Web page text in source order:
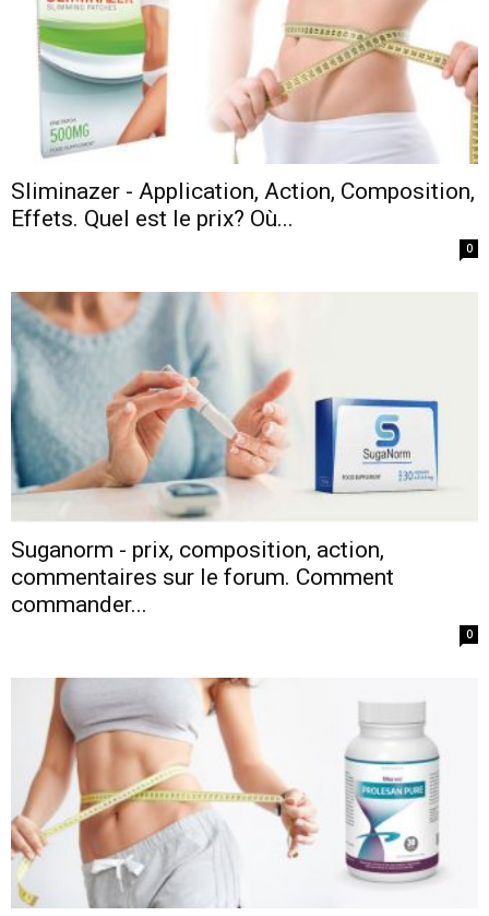
Sliminazer - Application, Action, Composition,
Effets. Quel est le prix? Où...
0
Suganorm - prix, composition, action,
commentaires sur le forum. Comment
commander...
0